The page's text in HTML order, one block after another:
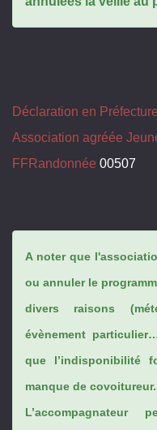
Déclaration en Préfecture
Association agréée
FFRandonnée 00507
A noter que
ou annuler le
divers raisons
évènement
que l’indisponibilité
manque de